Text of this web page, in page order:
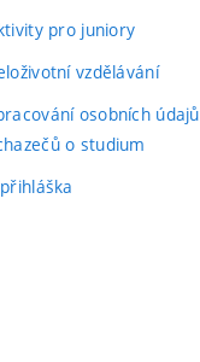
pro juniory
vzdělávání
osobních údajů
o studium